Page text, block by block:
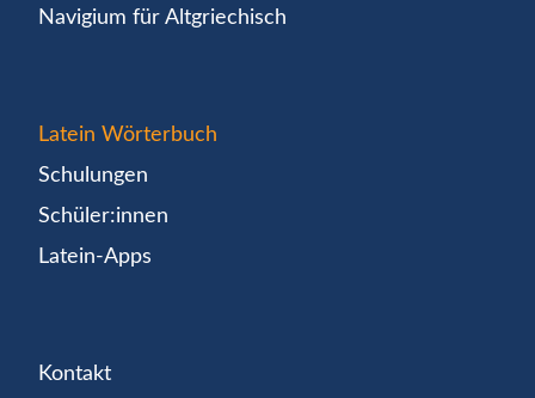
Navigium für Altgriechisch
Latein Wörterbuch
Schulungen
Schüler:innen
Latein-Apps
Kontakt